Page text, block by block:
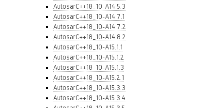
AutosarC++18_10-A14.5.3
AutosarC++18_10-A14.7.1
AutosarC++18_10-A14.7.2
AutosarC++18_10-A14.8.2
AutosarC++18_10-A15.1.1
AutosarC++18_10-A15.1.2
AutosarC++18_10-A15.1.3
AutosarC++18_10-A15.2.1
AutosarC++18_10-A15.3.3
AutosarC++18_10-A15.3.4